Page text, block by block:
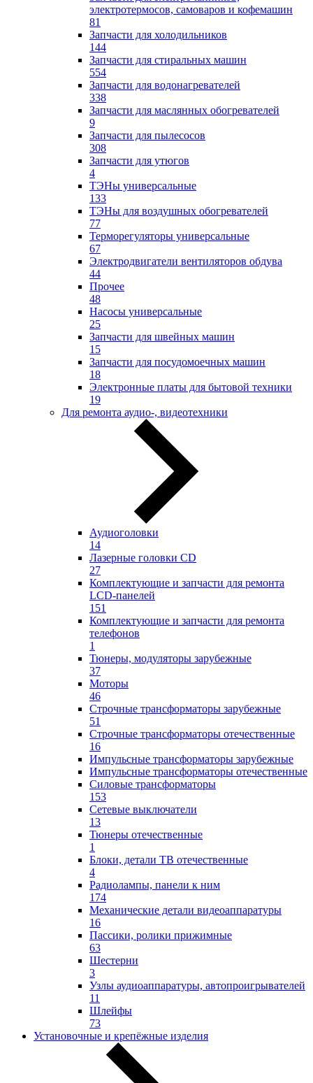
электротермосов, самоваров и кофемашин
81
Запчасти для холодильников
144
Запчасти для стиральных машин
554
Запчасти для водонагревателей
338
Запчасти для маслянных обогревателей
9
Запчасти для пылесосов
308
Запчасти для утюгов
4
ТЭНы универсальные
133
ТЭНы для воздушных обогревателей
77
Терморегуляторы универсальные
67
Электродвигатели вентиляторов обдува
44
Прочее
48
Насосы универсальные
25
Запчасти для швейных машин
15
Запчасти для посудомоечных машин
18
Электронные платы для бытовой техники
19
Для ремонта аудио-, видеотехники
Аудиоголовки
14
Лазерные головки CD
27
Комплектующие и запчасти для ремонта
LCD-панелей
151
Комплектующие и запчасти для ремонта
телефонов
1
Тюнеры, модуляторы зарубежные
37
Моторы
46
Строчные трансформаторы зарубежные
51
Строчные трансформаторы отечественные
16
Импульсные трансформаторы зарубежные
Импульсные трансформаторы отечественные
Силовые трансформаторы
153
Сетевые выключатели
13
Тюнеры отечественные
1
Блоки, детали ТВ отечественные
4
Радиолампы, панели к ним
174
Механические детали видеоаппаратуры
16
Пассики, ролики прижимные
63
Шестерни
3
Узлы аудиоаппаратуры, автопроигрывателей
11
Шлейфы
73
Установочные и крепёжные изделия